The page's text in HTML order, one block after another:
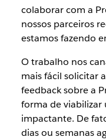
colaborar com a
nossos parceiros
estamos fazendo
O trabalho nos
mais fácil solicitar
feedback sobre a
forma de
impactante. De
dias ou semanas